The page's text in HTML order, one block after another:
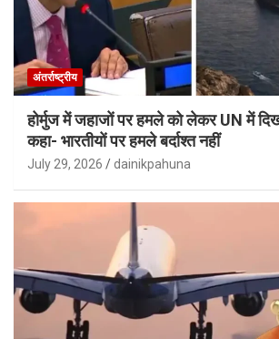
अंतर्राष्ट्रीय
होर्मुज में जहाजों पर हमले को लेकर UN में
कहा- भारतीयों पर हमले बर्दाश्त नहीं
July 29, 2026 dainikpahuna